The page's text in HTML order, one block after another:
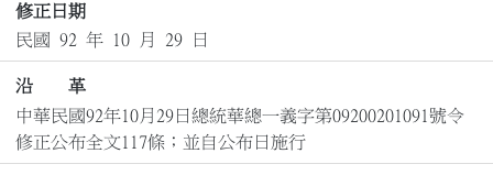
修正日期
民國 92 年 10 月 29 日
沿 革
中華民國92年10月29日總統華總一義字第09200201091號令
修正公布全文117條；並自公布日施行